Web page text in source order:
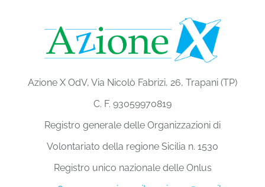
Azione X OdV, Via Nicolò Fabrizi, 26, Trapani (TP)
C. F. 93059970819
Registro generale delle Organizzazioni di
Volontariato della regione Sicilia n. 1530
Registro unico nazionale delle Onlus